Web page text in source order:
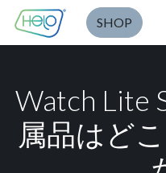
SHOP
Watch Lite
属品はど